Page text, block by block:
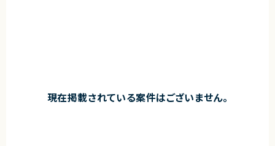
現在掲載されている案件はございません。